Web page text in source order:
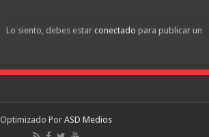
Lo siento, debes estarconectado para publicar un
Optimizado Por ASD Medios